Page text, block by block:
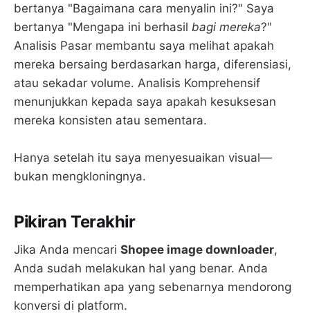
bertanya "Bagaimana cara menyalin ini?" Saya
bertanya "Mengapa ini berhasil bagi mereka?"
Analisis Pasar membantu saya melihat apakah
mereka bersaing berdasarkan harga, diferensiasi,
atau sekadar volume. Analisis Komprehensif
menunjukkan kepada saya apakah kesuksesan
mereka konsisten atau sementara.
Hanya setelah itu saya menyesuaikan visual—
bukan mengkloningnya.
Pikiran Terakhir
Jika Anda mencari Shopee image downloader,
Anda sudah melakukan hal yang benar. Anda
memperhatikan apa yang sebenarnya mendorong
konversi di platform.